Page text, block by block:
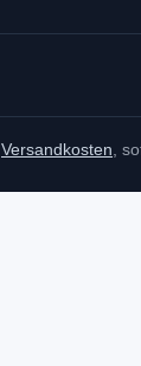
Versandkosten ,